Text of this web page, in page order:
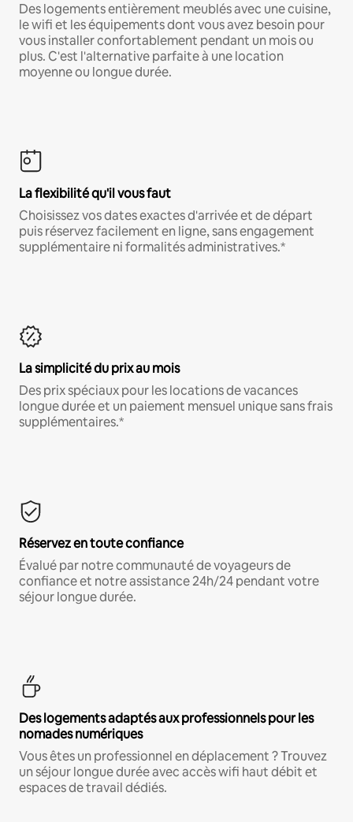
Des logements entièrement meublés avec une cuisine,
le wifi et les équipements dont vous avez besoin pour
vous installer confortablement pendant un mois ou
plus. C'est l'alternative parfaite à une location
moyenne ou longue durée.
La flexibilité qu'il vous faut
Choisissez vos dates exactes d'arrivée et de départ
puis réservez facilement en ligne, sans engagement
supplémentaire ni formalités administratives.*
La simplicité du prix au mois
Des prix spéciaux pour les locations de vacances
longue durée et un paiement mensuel unique sans frais
supplémentaires.*
Réservez en toute confiance
Évalué par notre communauté de voyageurs de
confiance et notre assistance 24h/24 pendant votre
séjour longue durée.
Des logements adaptés aux professionnels pour les
nomades numériques
Vous êtes un professionnel en déplacement ? Trouvez
un séjour longue durée avec accès wifi haut débit et
espaces de travail dédiés.